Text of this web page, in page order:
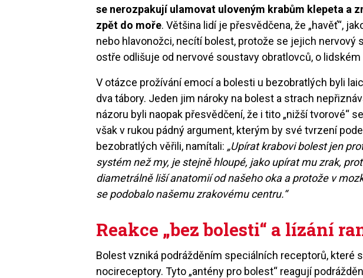
se nerozpakují ulamovat uloveným krabům klepeta a
zpět do moře. Většina lidí je přesvědčena, že „havěť“,
nebo hlavonožci, necítí bolest, protože se jejich nervový
ostře odlišuje od nervové soustavy obratlovců, o
V otázce prožívání emocí a bolesti u bezobratlých byli
dva tábory. Jeden jim nároky na bolest a strach
názoru byli naopak přesvědčení, že i tito „nižší tvorové“
však v rukou pádný argument, kterým by své tvrzení
bezobratlých věřili, namítali: „Upírat krabovi bolest jen
systém než my, je stejně hloupé, jako upírat mu zrak,
diametrálně liší anatomií od našeho oka a protože v
se podobalo našemu zrakovému centru.“
Reakce „bez bolesti“ a lízání
Bolest vzniká podrážděním speciálních receptorů, které
nocireceptory. Tyto „antény pro bolest“ reagují